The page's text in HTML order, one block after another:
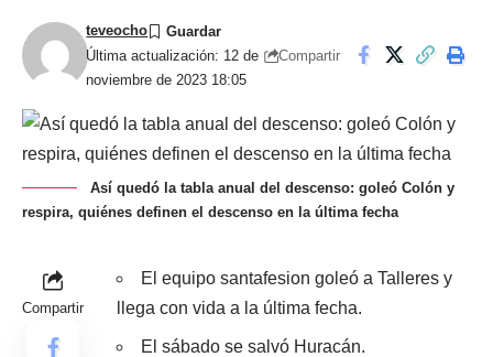
Última actualización: 12 de
noviembre de 2023 18:05
teveocho
Compartir
Así quedó la tabla anual del descenso: goleó Colón y
respira, quiénes definen el descenso en la última fecha
Compartir
El equipo santafesion goleó a Talleres y
llega con vida a la última fecha.
El sábado se salvó Huracán.